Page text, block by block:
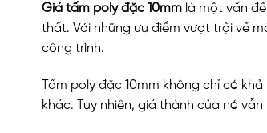
Giá tấm poly đặc 10mm là một vấn
thất. Với những ưu điểm vượt trội về
công trình.
Tấm poly đặc 10mm không chỉ có
khác. Tuy nhiên, giá thành của nó